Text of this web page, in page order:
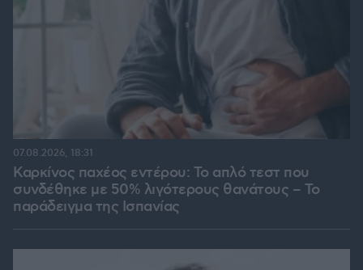
Καρκίνος παχέος εντέρου: Το απλό τεστ που
συνδέθηκε με 50% λιγότερους θανάτους – Το
παράδειγμα της Ισπανίας
07.08.2026, 18:31